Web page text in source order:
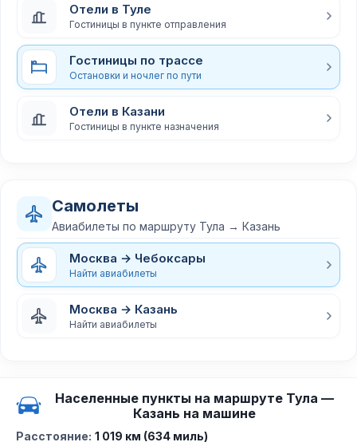
Отели в Туле
Гостиницы в пункте отправления
Гостиницы по трассе
Остановки и ночлег по пути
Отели в Казани
Гостиницы в пункте назначения
Самолеты
Авиабилеты по маршруту Тула → Казань
Москва → Чебоксары
Найти авиабилеты
Москва → Казань
Найти авиабилеты
Населенные пункты на маршруте Тула —
Казань на машине
Расстояние: 1 019 км (634 миль)